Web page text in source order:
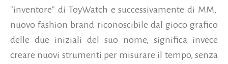
"inventore" di ToyWatch e successivamente di MM,
nuovo fashion brand riconoscibile dal gioco grafico
delle due iniziali del suo nome, significa invece
creare nuovi strumenti per misurare il tempo, senza